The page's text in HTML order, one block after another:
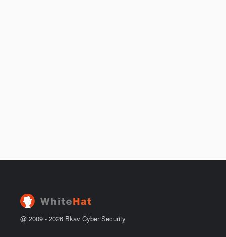
@ 2009 - 2026 Bkav Cyber Security